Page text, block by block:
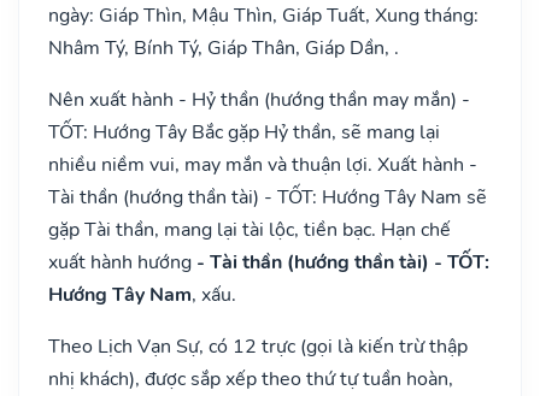
ngày: Giáp Thìn, Mậu Thìn, Giáp Tuất, Xung tháng:
Nhâm Tý, Bính Tý, Giáp Thân, Giáp Dần, .
Nên xuất hành - Hỷ thần (hướng thần may mắn) -
TỐT: Hướng Tây Bắc gặp Hỷ thần, sẽ mang lại
nhiều niềm vui, may mắn và thuận lợi. Xuất hành -
Tài thần (hướng thần tài) - TỐT: Hướng Tây Nam sẽ
gặp Tài thần, mang lại tài lộc, tiền bạc. Hạn chế
xuất hành hướng - Tài thần (hướng thần tài) - TỐT:
Hướng Tây Nam, xấu.
Theo Lịch Vạn Sự, có 12 trực (gọi là kiến trừ thập
nhị khách), được sắp xếp theo thứ tự tuần hoàn,